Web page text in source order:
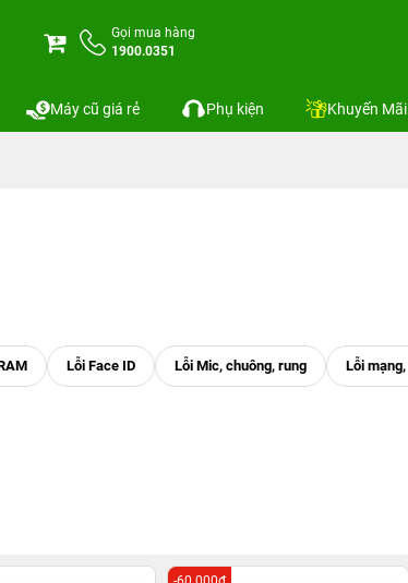
Gọi mua hàng
1900.0351
Máy cũ giá rẻ Phụ kiện Khuyến Mãi